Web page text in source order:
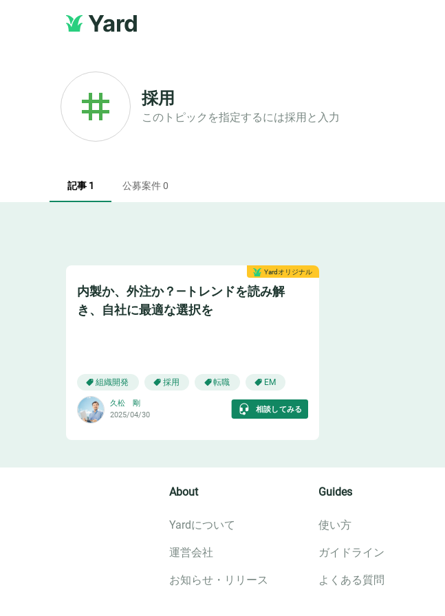
Yard
採用
このトピックを指定するには採用 と入力
記事 1 公募案件 0
Yardオリジナル
内製か、外注か？—トレンドを読み解
き、自社に最適な選択を
組織開発 採用 転職 EM
久松 剛
2025/04/30
相談してみる
About
Yardについて
運営会社
お知らせ・リリース
Guides
使い方
ガイドライン
よくある質問